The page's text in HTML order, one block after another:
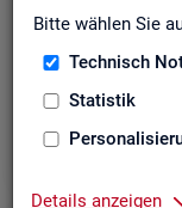
Bitte wählen Sie
Technisch
Statistik
Details anzeigen
Der Bericht
Entwicklung